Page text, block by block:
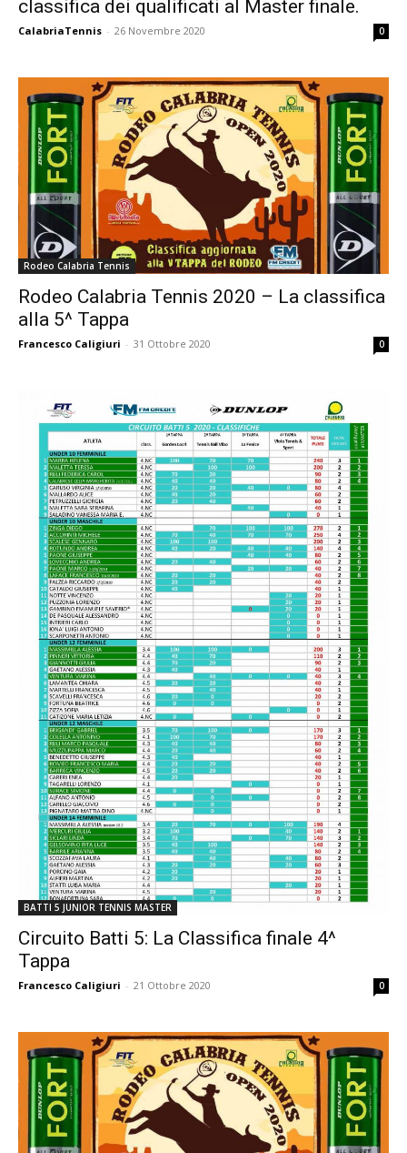
classifica dei qualificati al Master finale.
CalabriaTennis - 26 Novembre 2020 0
Rodeo Calabria Tennis
Rodeo Calabria Tennis 2020 – La classifica
alla 5^ Tappa
Francesco Caligiuri - 31 Ottobre 2020 0
BATTI 5 JUNIOR TENNIS MASTER
Circuito Batti 5: La Classifica finale 4^
Tappa
Francesco Caligiuri - 21 Ottobre 2020 0